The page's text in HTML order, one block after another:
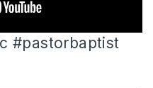
#pastorbaptist